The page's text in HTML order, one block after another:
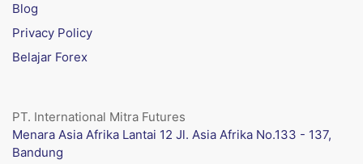
Blog
Privacy Policy
Belajar Forex
PT. International Mitra Futures
Menara Asia Afrika Lantai 12 Jl. Asia Afrika No.133 - 137,
Bandung